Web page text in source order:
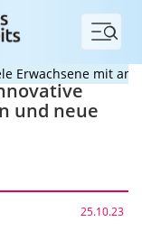
Menü
mit
und neue
25.10.23